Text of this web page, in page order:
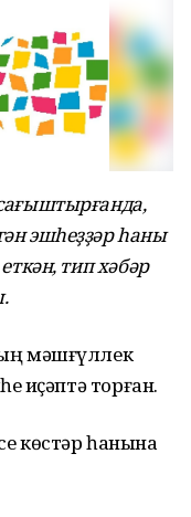
эшһеҙҙәр һаны
тип хәбәр
мәшғүллек
иҫәптә торған.
көстәр һанына